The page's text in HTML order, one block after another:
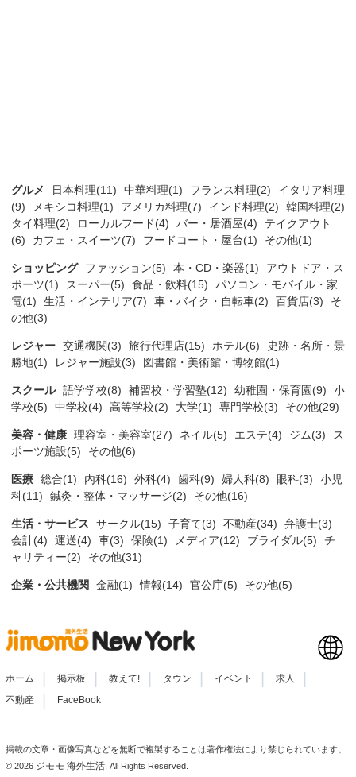
グルメ 日本料理(11) 中華料理(1) フランス料理(2)
イタリア料理
(9)
メキシコ料理(1) アメリカ料理(7) インド料理(2)
韓国料理(2)
タイ料理(2)
ローカルフード(4) バー・居酒屋(4)
テイクアウト
(6)
カフェ・スイーツ(7) フードコート・屋台(1) その他(1)
ショッピング ファッション(5) 本・CD・楽器(1)
アウトドア・ス
ポーツ(1)
スーパー(5) 食品・飲料(15)
パソコン・モバイル・家
電(1)
生活・インテリア(7) 車・バイク・自転車(2) 百貨店(3)
そ
の他(3)
レジャー 交通機関(3) 旅行代理店(15) ホテル(6)
史跡・名所・景
勝地(1)
レジャー施設(3) 図書館・美術館・博物館(1)
スクール 語学学校(8) 補習校・学習塾(12) 幼稚園・保育園(9)
小
学校(5)
中学校(4) 高等学校(2) 大学(1) 専門学校(3) その他(29)
美容・健康 理容室・美容室(27) ネイル(5) エステ(4) ジム(3)
ス
ポーツ施設(5)
その他(6)
医療 総合(1) 内科(16) 外科(4) 歯科(9) 婦人科(8) 眼科(3)
小児
科(11)
鍼灸・整体・マッサージ(2) その他(16)
生活・サービス サークル(15) 子育て(3) 不動産(34)
弁護士(3)
会計(4)
運送(4) 車(3) 保険(1) メディア(12) ブライダル(5)
チ
ャリティー(2)
その他(31)
企業・公共機関 金融(1) 情報(14) 官公庁(5) その他(5)
ホーム 掲示板 教えて! タウン イベント 求人
不動産 FaceBook
掲載の文章・画像写真などを無断で複製することは著作権法により禁じられています。
© 2026 ジモモ 海外生活 , All Rights Reserved.